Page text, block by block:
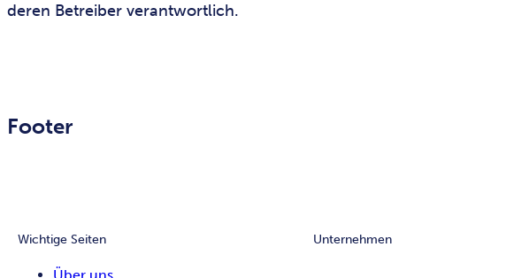
deren Betreiber verantwortlich.
Footer
Wichtige Seiten Unternehmen